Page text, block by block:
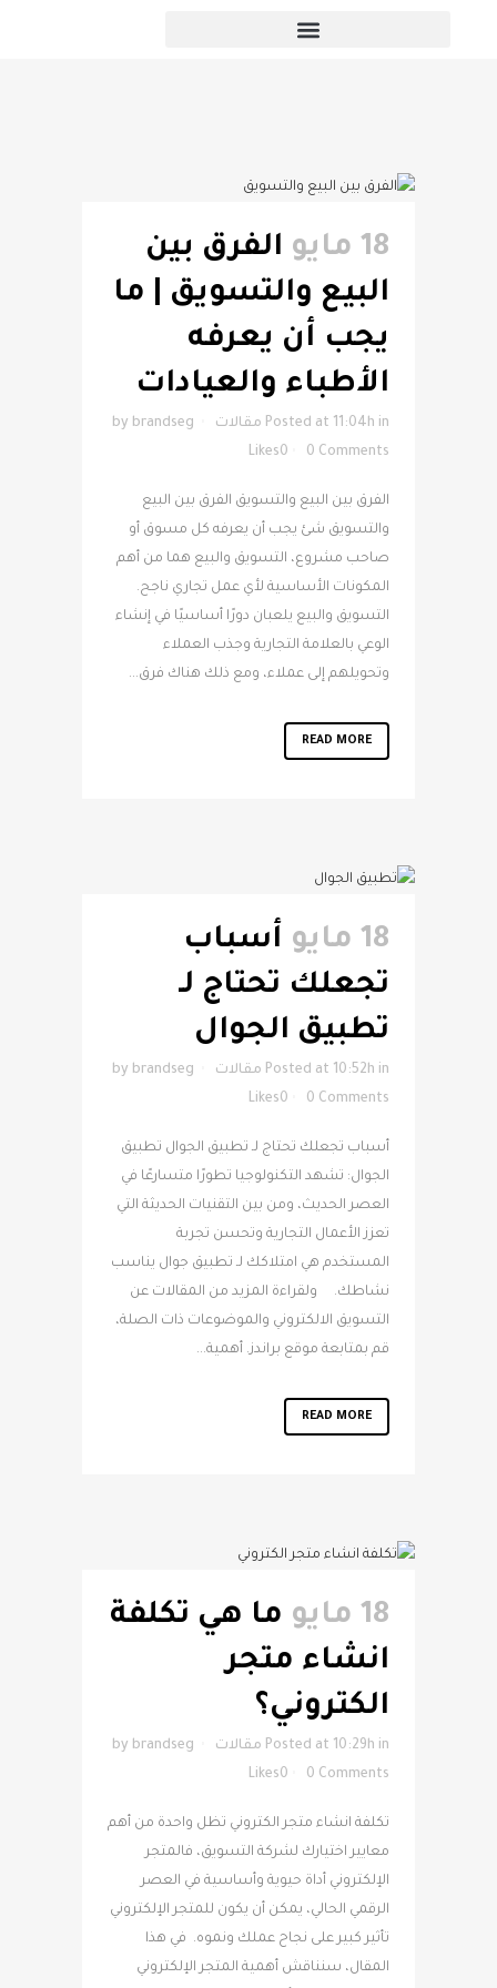
18 مايو
الفرق بين
البيع والتسويق | ما
يجب أن يعرفه
الأطباء والعيادات
Posted at 11:04h in مقالات by brandseg
0 Comments
0
Likes
الفرق بين البيع والتسويق الفرق بين البيع
والتسويق شئ يجب أن يعرفه كل مسوق أو
صاحب مشروع، التسويق والبيع هما من أهم
المكونات الأساسية لأي عمل تجاري ناجح.
التسويق والبيع يلعبان دورًا أساسيًا في إنشاء
الوعي بالعلامة التجارية وجذب العملاء
وتحويلهم إلى عملاء، ومع ذلك هناك فرق...
READ MORE
18 مايو
أسباب
تجعلك تحتاج لـ
تطبيق الجوال
Posted at 10:52h in مقالات by brandseg
0 Comments
0
Likes
أسباب تجعلك تحتاج لـ تطبيق الجوال تطبيق
الجوال: تشهد التكنولوجيا تطورًا متسارعًا في
العصر الحديث، ومن بين التقنيات الحديثة التي
تعزز الأعمال التجارية وتحسن تجربة
المستخدم هي امتلاكك لـ تطبيق جوال يناسب
نشاطك. ولقراءة المزيد من المقالات عن
التسويق الالكتروني والموضوعات ذات الصلة،
قم بمتابعة موقع براندز. أهمية...
READ MORE
18 مايو
ما هي تكلفة
انشاء متجر
الكتروني؟
Posted at 10:29h in مقالات by brandseg
0 Comments
0
Likes
تكلفة انشاء متجر الكتروني تظل واحدة من أهم
معايير اختيارك لشركة التسويق، فالمتجر
الإلكتروني أداة حيوية وأساسية في العصر
الرقمي الحالي، يمكن أن يكون للمتجر الإلكتروني
تأثير كبير على نجاح عملك ونموه. في هذا
المقال، سنناقش أهمية المتجر الإلكتروني